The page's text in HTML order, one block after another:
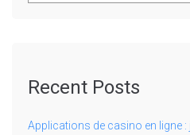
Recent Posts
Applications de casino en ligne